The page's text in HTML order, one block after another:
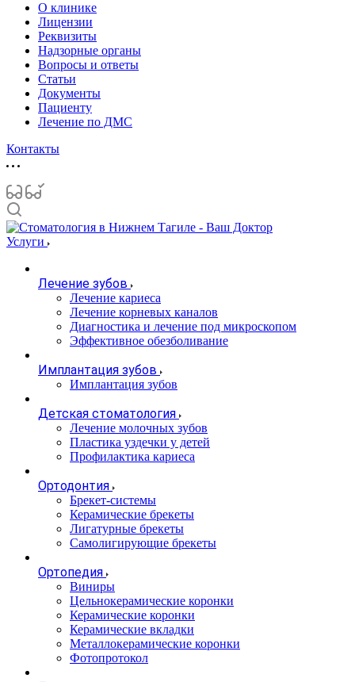
О клинике
Лицензии
Реквизиты
Надзорные органы
Вопросы и ответы
Статьи
Документы
Пациенту
Лечение по ДМС
Контакты
Услуги
Лечение зубов
Лечение кариеса
Лечение корневых каналов
Диагностика и лечение под микроскопом
Эффективное обезболивание
Имплантация зубов
Имплантация зубов
Детская стоматология
Лечение молочных зубов
Пластика уздечки у детей
Профилактика кариеса
Ортодонтия
Брекет-системы
Керамические брекеты
Лигатурные брекеты
Самолигирующие брекеты
Ортопедия
Виниры
Цельнокерамические коронки
Керамические коронки
Керамические вкладки
Металлокерамические коронки
Фотопротокол